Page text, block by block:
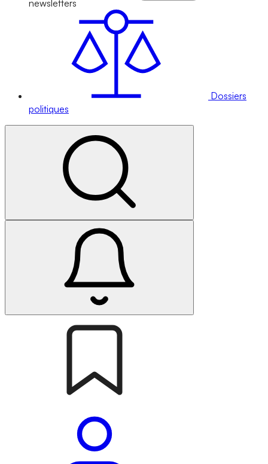
newsletters
Dossiers
politiques